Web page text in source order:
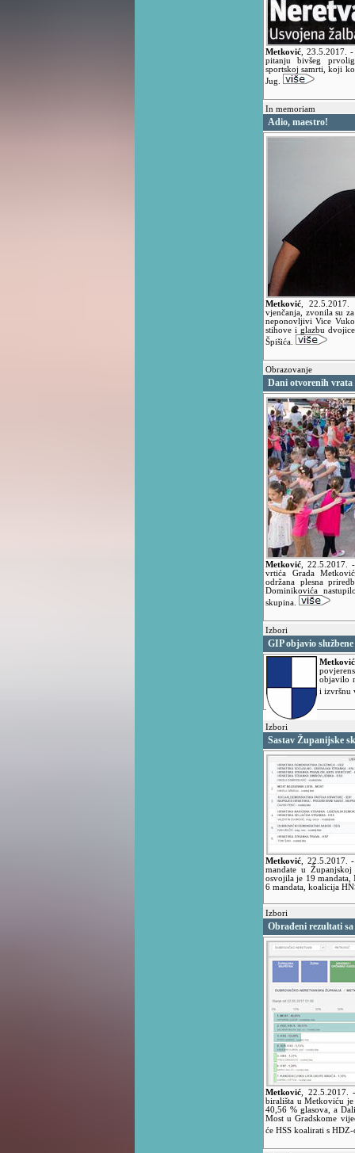
Metković 23.5.2017. -
pitanju bivšeg
sportskoj samrti, koji
Jug.
In memoriam
Adio, maestro!
Metković ,22.5.2017.
vjenčanja, zvonila su
neponovljivi Vice
stihove i glazbu
Špišića.
Obrazovanje
Dani otvorenih
Metković 22.5.2017.
vrtića Grada
održana plesna
Dominikovića
skupina.
Izbori
GIP objavio
Metković
objavilo
i izvršnu
Izbori
Sastav Županijske
Metković 22.5.2017. -
mandate u
osvojila je 19 mandata,
6 mandata, koalicija
Izbori
Obrađeni rezultati
Metković 22.5.2017.
birališta u Metkoviću
40,56 % glasova, a
Most u Gradskome
će HSS koalirati s